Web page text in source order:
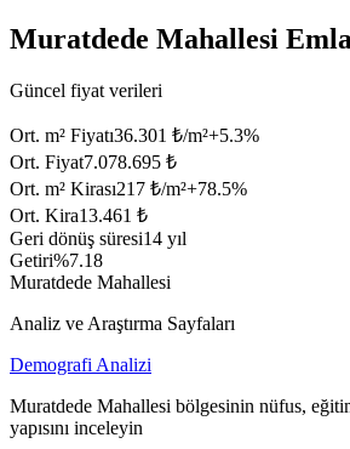
Muratdede Mahallesi
Güncel fiyat verileri
Ort. m² Fiyatı36.301 ₺/m²+5.3%
Ort. Fiyat7.078.695 ₺
Ort. m² Kirası217 ₺/m²+78.5%
Ort. Kira13.461 ₺
Geri dönüş süresi14 yıl
Getiri%7.18
Muratdede Mahallesi
Analiz ve Araştırma Sayfaları
Demografi Analizi
Muratdede Mahallesi bölgesinin nüfus,
yapısını inceleyin